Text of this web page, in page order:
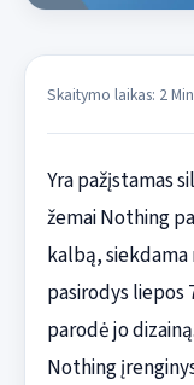
Skaitymo laikas: 2
Yra pažįstamas
žemai Nothing
kalbą, siekdama
pasirodys liepos
parodė jo
Nothing